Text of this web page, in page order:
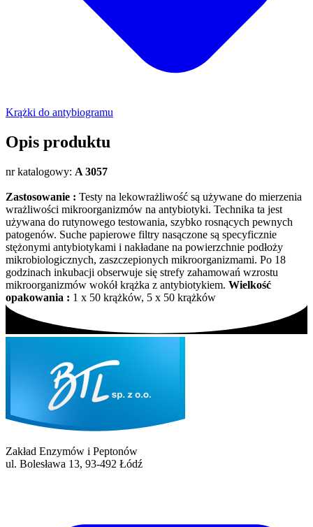
Krążki do antybiogramu
Opis produktu
nr katalogowy: A 3057
Zastosowanie : Testy na lekowrażliwość są używane do mierzenia
wrażliwości mikroorganizmów na antybiotyki. Technika ta jest
używana do rutynowego testowania, szybko rosnących pewnych
patogenów. Suche papierowe filtry nasączone są specyficznie
stężonymi antybiotykami i nakładane na powierzchnie podłoży
mikrobiologicznych, zaszczepionych mikroorganizmami. Po 18
godzinach inkubacji obserwuje się strefy zahamowań wzrostu
mikroorganizmów wokół krążka z antybiotykiem. Wielkość
opakowania : 1 x 50 krążków, 5 x 50 krążków
Zakład Enzymów i Peptonów
ul. Bolesława 13, 93-492 Łódź